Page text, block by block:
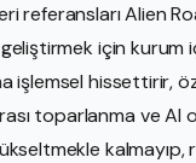
referansları Alien
için kurum
işlemsel hissettirir,
toparlanma ve AI